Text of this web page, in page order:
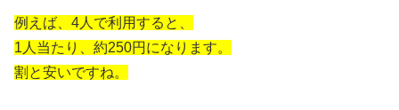
例えば、4人で利用すると、
1人当たり、約250円になります。
割と安いですね。